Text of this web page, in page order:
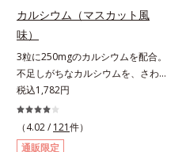
に早速、毎日2粒（目安）の新習慣
を始めましょう。* 紫外線などによ
り失われるビタミンCを中心とした
栄養成分の補給
カルシウム（マスカット風
味）
3粒に250mgのカルシウムを配合。
不足しがちなカルシウムを、さわや
かな甘さのマスカット風味で。3粒
にお魚約4.5尾分（*1）のカルシウ
ムを配合したタブレット。どんどん
不足していくカルシウムを、手軽に
税込1,782円
（4.02 / 121件）
通販限定